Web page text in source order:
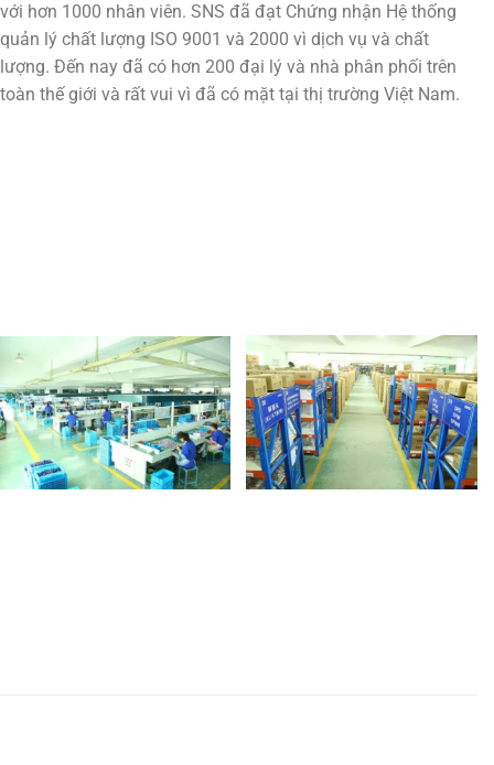
với hơn 1000 nhân viên. SNS đã đạt Chứng nhận Hệ thống
quản lý chất lượng ISO 9001 và 2000 vì dịch vụ và chất
lượng. Đến nay đã có hơn 200 đại lý và nhà phân phối trên
toàn thế giới và rất vui vì đã có mặt tại thị trường Việt Nam.